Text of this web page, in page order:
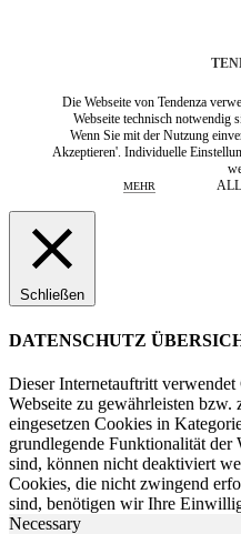
Die Webseite von Tendenza
Webseite technisch notwendig
Wenn Sie mit der Nutzung
Akzeptieren'. Individuelle
MEHR
Schließen
DATENSCHUTZ
Dieser Internetauftritt
Webseite zu gewährleisten bzw.
eingesetzen Cookies in
grundlegende Funktionalität der
sind, können nicht deaktiviert
Cookies, die nicht zwingend
sind, benötigen wir Ihre
Necessary